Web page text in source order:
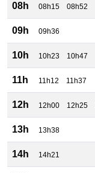
08h 08h15 08h52
09h 09h36
10h 10h23 10h47
11h 11h12 11h37
12h 12h00 12h25
13h 13h38
14h 14h21